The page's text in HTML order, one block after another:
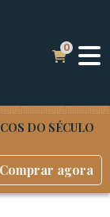
DO SÉCULO
Comprar agora